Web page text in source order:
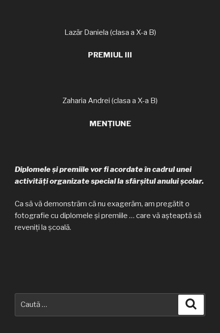
Lazăr Daniela (clasa a X-a B)
PREMIUL III
Zaharia Andrei (clasa a X-a B)
MENȚIUNE
Diplomele și premiile vor fi acordate în cadrul unei
activități organizate special la sfârșitul anului școlar.
Ca să vă demonstrăm că nu exagerăm, am pregătit o
fotografie cu diplomele și premiile … care vă așteaptă să
reveniți la școală.